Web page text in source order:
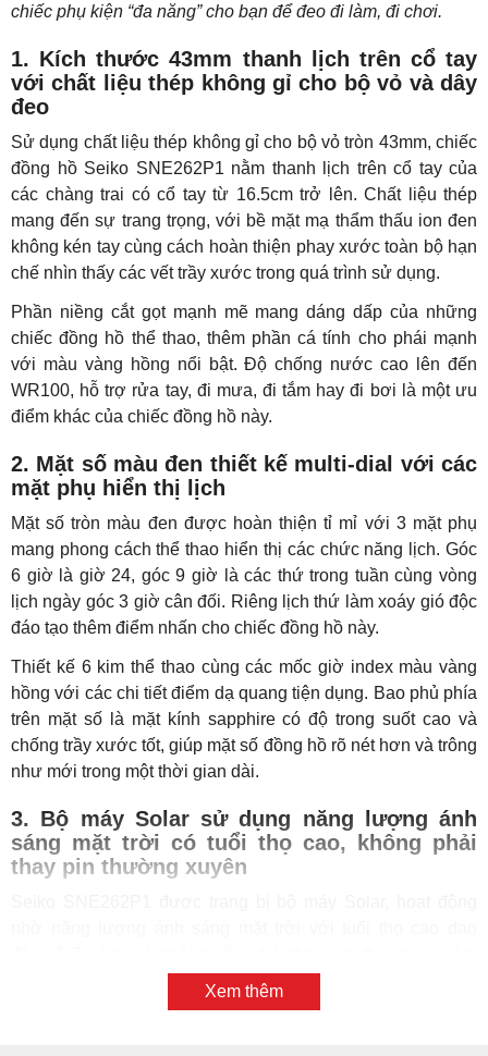
chiếc phụ kiện “đa năng” cho bạn để đeo đi làm, đi chơi.
1. Kích thước 43mm thanh lịch trên cổ tay
với chất liệu thép không gỉ cho bộ vỏ và dây
đeo
Sử dụng chất liệu thép không gỉ cho bộ vỏ tròn 43mm, chiếc
đồng hồ Seiko SNE262P1 nằm thanh lịch trên cổ tay của
các chàng trai có cổ tay từ 16.5cm trở lên. Chất liệu thép
mang đến sự trang trọng, với bề mặt mạ thẩm thấu ion đen
không kén tay cùng cách hoàn thiện phay xước toàn bộ hạn
chế nhìn thấy các vết trầy xước trong quá trình sử dụng.
Phần niềng cắt gọt mạnh mẽ mang dáng dấp của những
chiếc đồng hồ thể thao, thêm phần cá tính cho phái mạnh
với màu vàng hồng nổi bật. Độ chống nước cao lên đến
WR100, hỗ trợ rửa tay, đi mưa, đi tắm hay đi bơi là một ưu
điểm khác của chiếc đồng hồ này.
2. Mặt số màu đen thiết kế multi-dial với các
mặt phụ hiển thị lịch
Mặt số tròn màu đen được hoàn thiện tỉ mỉ với 3 mặt phụ
mang phong cách thể thao hiển thị các chức năng lịch. Góc
6 giờ là giờ 24, góc 9 giờ là các thứ trong tuần cùng vòng
lịch ngày góc 3 giờ cân đối. Riêng lịch thứ làm xoáy gió độc
đáo tạo thêm điểm nhấn cho chiếc đồng hồ này.
Thiết kế 6 kim thể thao cùng các mốc giờ index màu vàng
hồng với các chi tiết điểm dạ quang tiện dụng. Bao phủ phía
trên mặt số là mặt kính sapphire có độ trong suốt cao và
chống trầy xước tốt, giúp mặt số đồng hồ rõ nét hơn và trông
như mới trong một thời gian dài.
3. Bộ máy Solar sử dụng năng lượng ánh
sáng mặt trời có tuổi thọ cao, không phải
thay pin thường xuyên
Đây là bộ máy khá phổ biến hiện nay, có độ chính xác cao
dao động khoảng 20s/tháng với độ dự trữ năng lượng vài
Xem thêm